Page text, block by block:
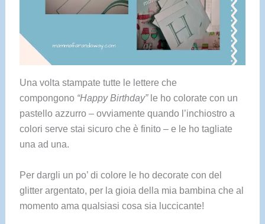
Una volta stampate tutte le lettere che
compongono “Happy Birthday”le ho colorate con un
pastello azzurro – ovviamente quando l’inchiostro a
colori serve stai sicuro che è finito – e le ho tagliate
una ad una.
Per dargli un po’ di colore le ho decorate con del
glitter argentato, per la gioia della mia bambina che al
momento ama qualsiasi cosa sia luccicante!